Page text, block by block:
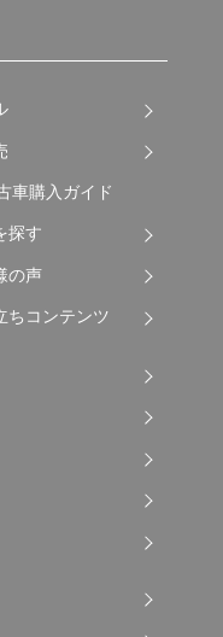
車購入ガイド
探す
の声
ちコンテンツ